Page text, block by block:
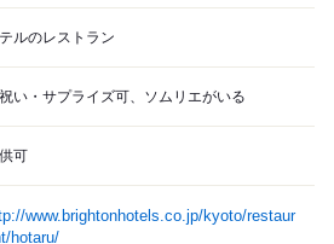
ルのレストラン
い・サプライズ可、ソムリエがいる
可
www.brightonhotels.co.jp/kyoto/restaur
hotaru/